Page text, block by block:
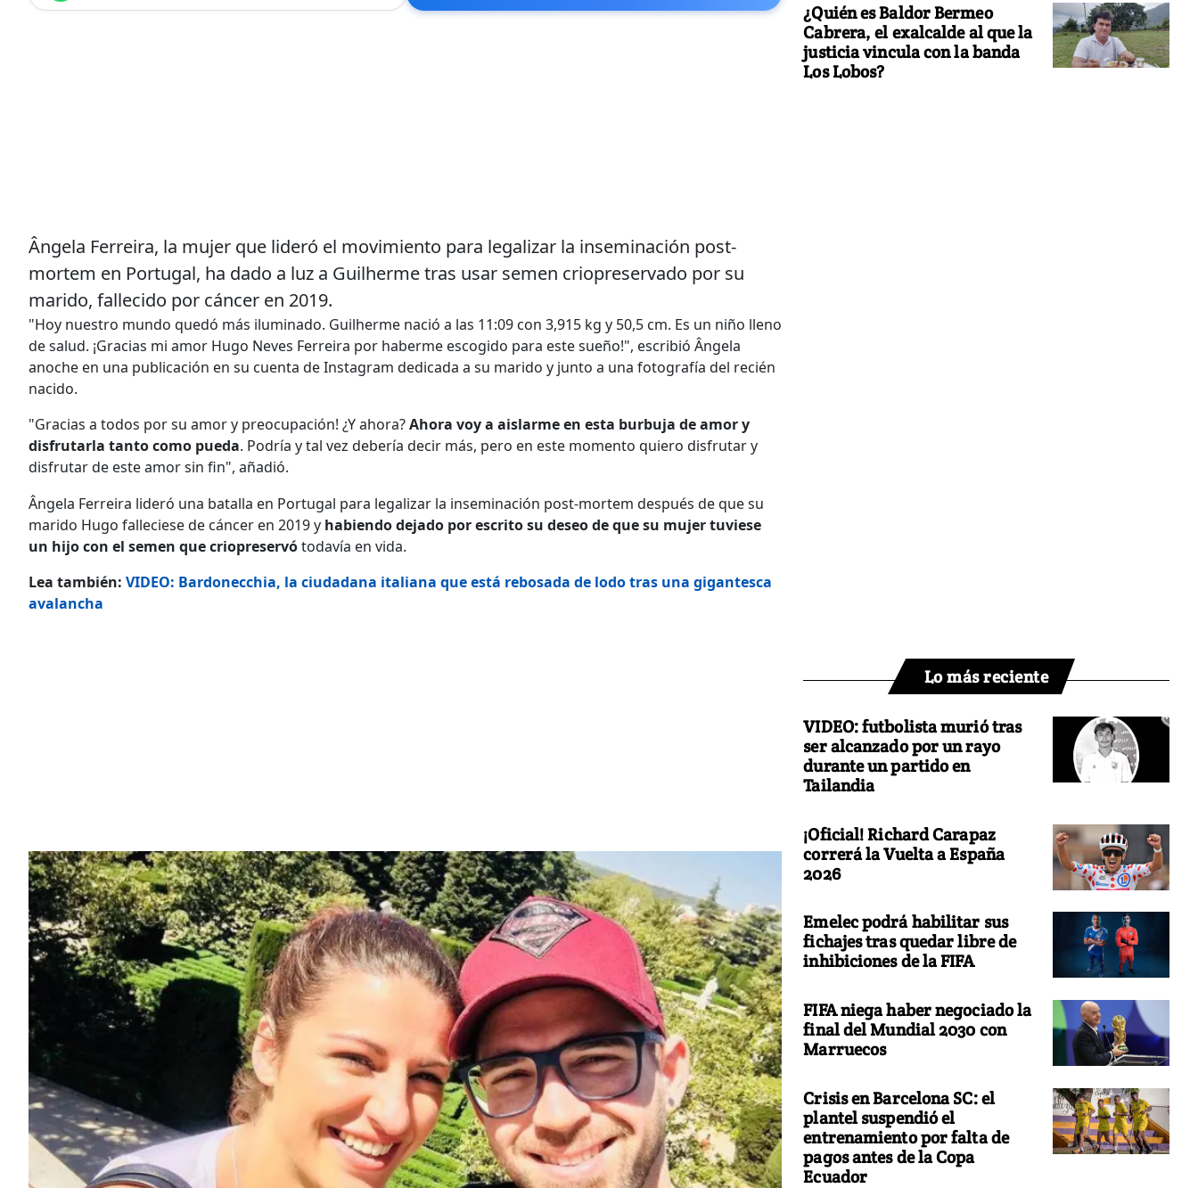
Ângela Ferreira, la mujer que lideró el movimiento para legalizar la inseminación post-
mortem en Portugal, ha dado a luz a Guilherme tras usar semen criopreservado por su
marido, fallecido por cáncer en 2019.
"Hoy nuestro mundo quedó más iluminado. Guilherme nació a las 11:09 con 3,915 kg y 50,5 cm. Es un niño lleno
de salud. ¡Gracias mi amor Hugo Neves Ferreira por haberme escogido para este sueño!", escribió Ângela
anoche en una publicación en su cuenta de Instagram dedicada a su marido y junto a una fotografía del recién
nacido.
"Gracias a todos por su amor y preocupación! ¿Y ahora?Ahora voy a aislarme en esta burbuja de amor y
disfrutarla tanto como pueda. Podría y tal vez debería decir más, pero en este momento quiero disfrutar y
disfrutar de este amor sin fin", añadió.
Ângela Ferreira lideró una batalla en Portugal para legalizar la inseminación post-mortem después de que su
marido Hugo falleciese de cáncer en 2019 y habiendo dejado por escrito su deseo de que su mujer tuviese
un hijo con el semen que criopreservótodavía en vida.
Lea también: VIDEO: Bardonecchia, la ciudadana italiana que está rebosada de lodo tras una gigantesca
avalancha
¿Quién es Baldor Bermeo
Cabrera, el exalcalde al que la
justicia vincula con la banda
Los Lobos?
Lo más reciente
VIDEO: futbolista murió tras
ser alcanzado por un rayo
durante un partido en
Tailandia
¡Oficial! Richard Carapaz
correrá la Vuelta a España
2026
Emelec podrá habilitar sus
fichajes tras quedar libre de
inhibiciones de la FIFA
FIFA niega haber negociado la
final del Mundial 2030 con
Marruecos
Crisis en Barcelona SC: el
plantel suspendió el
entrenamiento por falta de
pagos antes de la Copa
Ecuador